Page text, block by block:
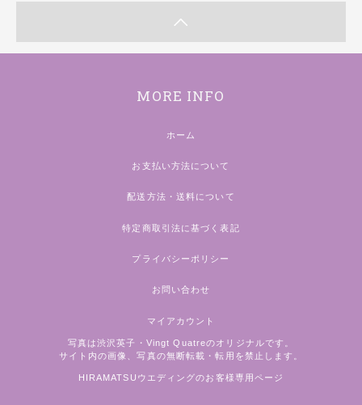
MORE INFO
ホーム
お支払い方法について
配送方法・送料について
特定商取引法に基づく表記
プライバシーポリシー
お問い合わせ
マイアカウント
写真は渋沢英子・Vingt Quatreのオリジナルです。
サイト内の画像、写真の無断転載・転用を禁止します。
HIRAMATSUウエディングのお客様専用ページ